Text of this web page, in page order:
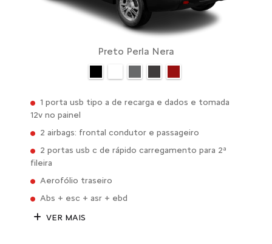
Preto Perla Nera
1 porta usb tipo a de recarga e dados e tomada
12v no painel
2 airbags: frontal condutor e passageiro
2 portas usb c de rápido carregamento para 2ª
fileira
Aerofólio traseiro
Abs + esc + asr + ebd
VER MAIS